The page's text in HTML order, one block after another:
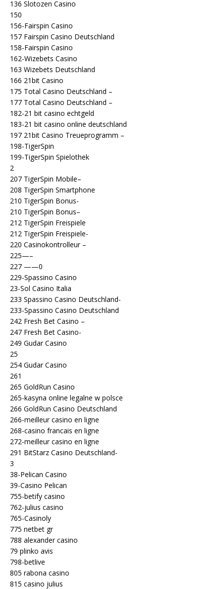
136 Slotozen Casino
150
156-Fairspin Casino
157 Fairspin Casino Deutschland
158-Fairspin Casino
162-Wizebets Casino
163 Wizebets Deutschland
166 21bit Casino
175 Total Casino Deutschland –
177 Total Casino Deutschland –
182-21 bit casino echtgeld
183-21 bit casino online deutschland
197 21bit Casino Treueprogramm –
198-TigerSpin
199-TigerSpin Spielothek
2
207 TigerSpin Mobile–
208 TigerSpin Smartphone
210 TigerSpin Bonus-
210 TigerSpin Bonus–
212 TigerSpin Freispiele
212 TigerSpin Freispiele-
220 Casinokontrolleur –
225—–
227 ——0
229-Spassino Casino
23-Sol Casino Italia
233 Spassino Casino Deutschland-
233-Spassino Casino Deutschland
242 Fresh Bet Casino –
247 Fresh Bet Casino-
249 Gudar Casino
25
254 Gudar Casino
261
265 GoldRun Casino
265-kasyna online legalne w polsce
266 GoldRun Casino Deutschland
266-meilleur casino en ligne
268-casino francais en ligne
272-meilleur casino en ligne
291 BitStarz Casino Deutschland-
3
38-Pelican Casino
39-Casino Pelican
755-betify casino
762-julius casino
765-Casinoly
775 netbet gr
788 alexander casino
79 plinko avis
798-betlive
805 rabona casino
815 casino julius